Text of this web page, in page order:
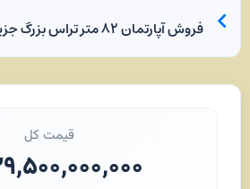
فروش آپارتمان ۸۲ متر تراس بزرگ جزیره کیش نوبنیاد ۳
قیمت کل